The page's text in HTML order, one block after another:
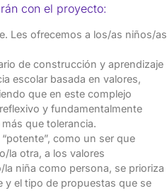
con el proyecto:
Les ofrecemos a los/as niños/as
de construcción y aprendizaje
escolar basada en valores,
que en este complejo
y fundamentalmente
que tolerancia.
como un ser que
la otra, a los valores
niña como persona, se prioriza
y el tipo de propuestas que se